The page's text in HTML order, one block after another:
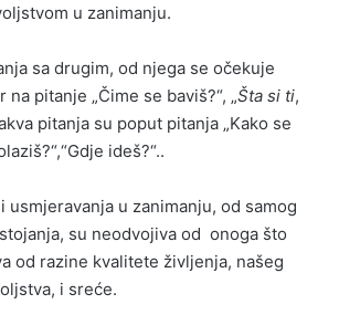
u zanimanju.
sa drugim, od njega se očekuje
pitanje „Čime se baviš?“, „Šta si ti,
pitanja su poput pitanja „Kako se
ideš?“..
usmjeravanja u zanimanju, od samog
su neodvojiva od onoga što
od razine kvalitete življenja, našeg
i sreće.